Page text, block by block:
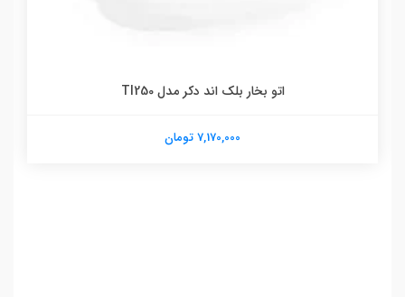
اتو بخار بلک اند دکر مدل TI250
7,170,000 تومان